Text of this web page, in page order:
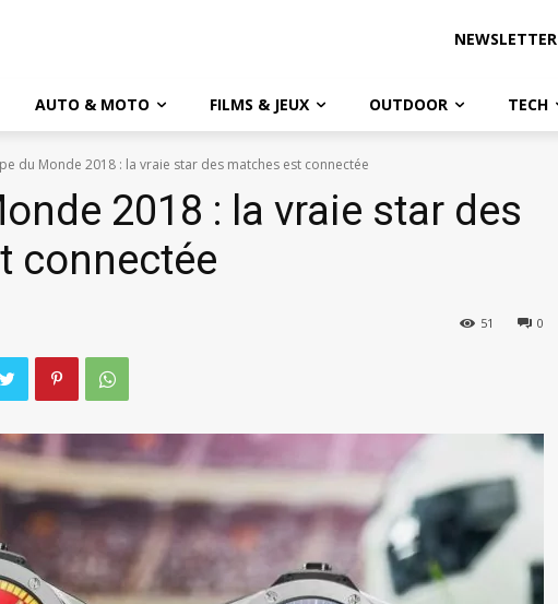
NEWSLETTER
AUTO & MOTO FILMS & JEUX OUTDOOR TECH
du Monde 2018 : la vraie star des matches est connectée
2018 : la vraie star des
connectée
0
51